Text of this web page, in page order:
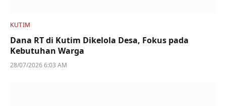
KUTIM
Dana RT di Kutim Dikelola Desa, Fokus pada
Kebutuhan Warga
28/07/2026 6:03 AM